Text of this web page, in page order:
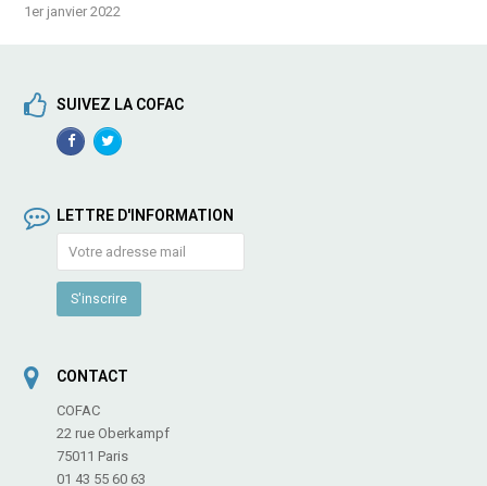
1er janvier 2022
SUIVEZ LA COFAC
FacebookTwitterProfile
LETTRE D'INFORMATION
CONTACT
COFAC
22 rue Oberkampf
75011 Paris
01 43 55 60 63